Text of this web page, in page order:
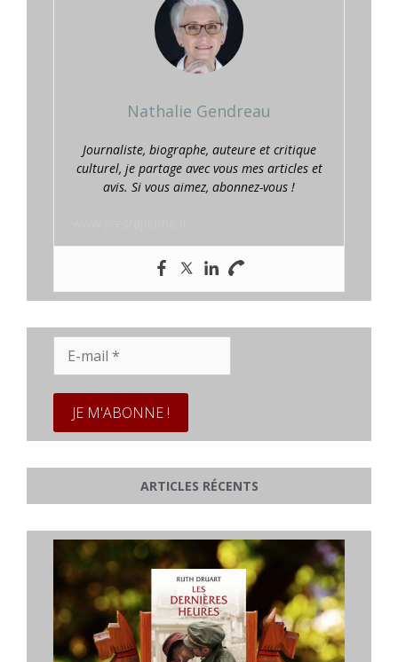
Nathalie Gendreau
Journaliste, biographe, auteure et critique
culturel, je partage avec vous mes articles et
avis. Si vous aimez, abonnez-vous !
mail
ARTICLES RÉCENTS